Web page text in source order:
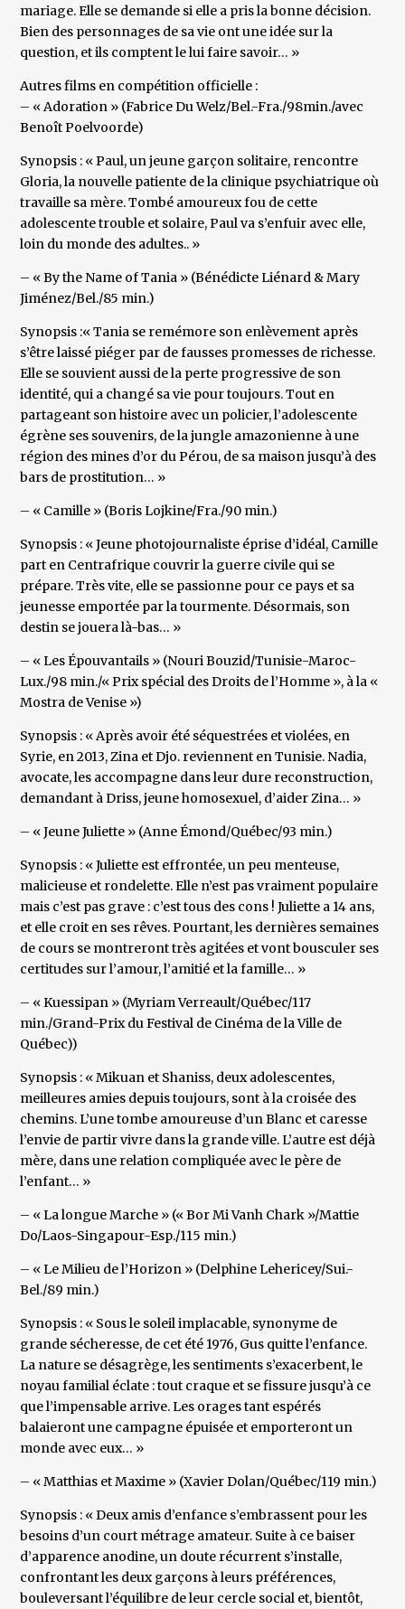
mariage. Elle se demande si elle a pris la bonne décision.
Bien des personnages de sa vie ont une idée sur la
question, et ils comptent le lui faire savoir… »
Autres films en compétition officielle :
– « Adoration » (Fabrice Du Welz/Bel.-Fra./98min./avec
Benoît Poelvoorde)
Synopsis : « Paul, un jeune garçon solitaire, rencontre
Gloria, la nouvelle patiente de la clinique psychiatrique où
travaille sa mère. Tombé amoureux fou de cette
adolescente trouble et solaire, Paul va s’enfuir avec elle,
loin du monde des adultes.. »
– « By the Name of Tania » (Bénédicte Liénard & Mary
Jiménez/Bel./85 min.)
Synopsis :« Tania se remémore son enlèvement après
s’être laissé piéger par de fausses promesses de richesse.
Elle se souvient aussi de la perte progressive de son
identité, qui a changé sa vie pour toujours. Tout en
partageant son histoire avec un policier, l’adolescente
égrène ses souvenirs, de la jungle amazonienne à une
région des mines d’or du Pérou, de sa maison jusqu’à des
bars de prostitution… »
– « Camille » (Boris Lojkine/Fra./90 min.)
Synopsis : « Jeune photojournaliste éprise d’idéal, Camille
part en Centrafrique couvrir la guerre civile qui se
prépare. Très vite, elle se passionne pour ce pays et sa
jeunesse emportée par la tourmente. Désormais, son
destin se jouera là-bas… »
– « Les Épouvantails » (Nouri Bouzid/Tunisie-Maroc-
Lux./98 min./« Prix spécial des Droits de l’Homme », à la «
Mostra de Venise »)
Synopsis : « Après avoir été séquestrées et violées, en
Syrie, en 2013, Zina et Djo. reviennent en Tunisie. Nadia,
avocate, les accompagne dans leur dure reconstruction,
demandant à Driss, jeune homosexuel, d’aider Zina… »
– « Jeune Juliette » (Anne Émond/Québec/93 min.)
Synopsis : « Juliette est effrontée, un peu menteuse,
malicieuse et rondelette. Elle n’est pas vraiment populaire
mais c’est pas grave : c’est tous des cons ! Juliette a 14 ans,
et elle croit en ses rêves. Pourtant, les dernières semaines
de cours se montreront très agitées et vont bousculer ses
certitudes sur l’amour, l’amitié et la famille… »
– « Kuessipan » (Myriam Verreault/Québec/117
min./Grand-Prix du Festival de Cinéma de la Ville de
Québec))
Synopsis : « Mikuan et Shaniss, deux adolescentes,
meilleures amies depuis toujours, sont à la croisée des
chemins. L’une tombe amoureuse d’un Blanc et caresse
l’envie de partir vivre dans la grande ville. L’autre est déjà
mère, dans une relation compliquée avec le père de
l’enfant… »
– « La longue Marche » (« Bor Mi Vanh Chark »/Mattie
Do/Laos-Singapour-Esp./115 min.)
– « Le Milieu de l’Horizon » (Delphine Lehericey/Sui.-
Bel./89 min.)
Synopsis : « Sous le soleil implacable, synonyme de
grande sécheresse, de cet été 1976, Gus quitte l’enfance.
La nature se désagrège, les sentiments s’exacerbent, le
noyau familial éclate : tout craque et se fissure jusqu’à ce
que l’impensable arrive. Les orages tant espérés
balaieront une campagne épuisée et emporteront un
monde avec eux… »
– « Matthias et Maxime » (Xavier Dolan/Québec/119 min.)
Synopsis : « Deux amis d’enfance s’embrassent pour les
besoins d’un court métrage amateur. Suite à ce baiser
d’apparence anodine, un doute récurrent s’installe,
confrontant les deux garçons à leurs préférences,
bouleversant l’équilibre de leur cercle social et, bientôt,